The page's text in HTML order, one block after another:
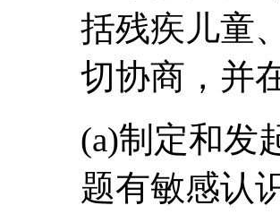
括残疾儿童
切协商，并
(a)制定和发
题有敏感认